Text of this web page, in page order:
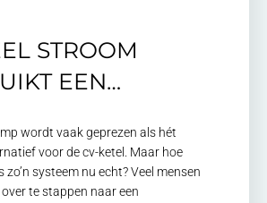
STROOM
EEN…
wordt vaak geprezen als hét
voor de cv-ketel. Maar hoe
zo’n systeem nu echt? Veel mensen
te stappen naar een